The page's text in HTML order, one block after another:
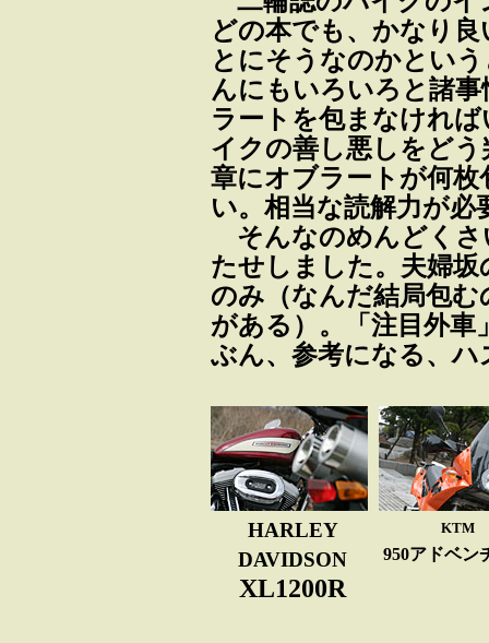
どの本でも、かなり
とにそうなのかとい
んにもいろいろと諸
ラートを包まなけれ
イクの善し悪しをど
章にオブラートが何
い。相当な読解力が必
そんなのめんどくさ
たせしました。夫婦
のみ（なんだ結局包
がある）。「注目外
ぶん、参考になる、ハ
HARLEY
DAVIDSON
XL1200R
KTM
950アドベン